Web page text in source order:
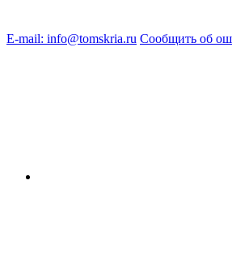
E-mail: info@tomskria.ru Сообщить об